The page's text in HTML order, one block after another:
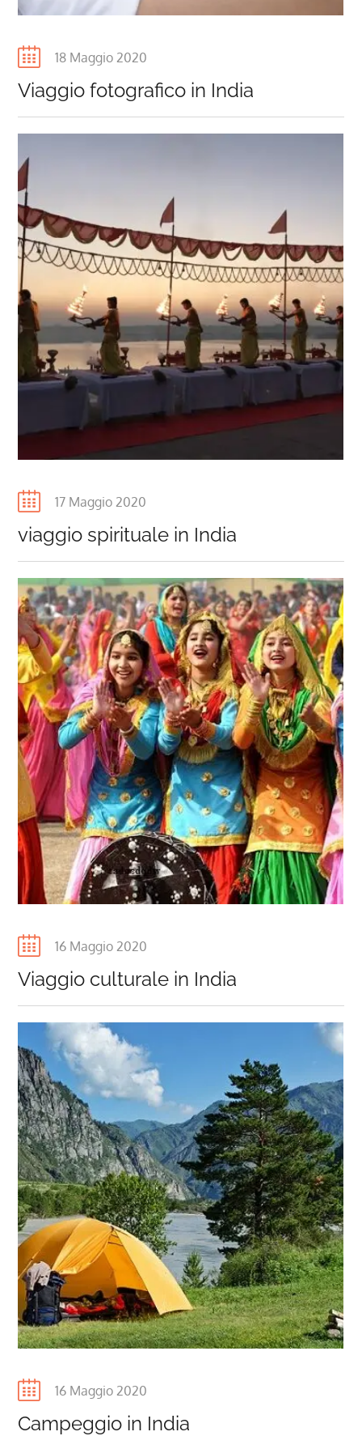
Posted
18 Maggio 2020
Viaggio fotografico in India
Posted
17 Maggio 2020
viaggio spirituale in India
Posted
16 Maggio 2020
Viaggio culturale in India
Posted
16 Maggio 2020
Campeggio in India